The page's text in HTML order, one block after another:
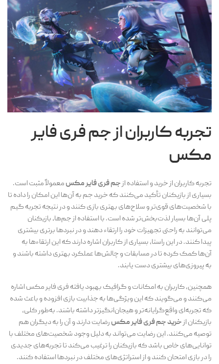
تجربه کاربران ازجم فری فایر
مکس
تجربه کاربران از خرید و استفاده ازجم فری فایر مکسمعمولاً مثبت است.
بسیاری از بازیکنان تأکید می‌کنند که خرید جم به آن‌ها این امکان را داده تا
با شخصیت‌های قوی‌تر و سلاح‌های بهتری بازی کنند و در نتیجه تجربه گیم
پلی آن‌ها بسیار لذت‌بخش‌تر شده است. با استفاده از جم‌ها، بازیکنان
می‌توانند به راحتی تجهیزات خود را ارتقاء دهند و در نبردها برتری بیشتری
پیدا کنند. در این راستا، بسیاری از کاربران اشاره دارند که این ارتقاء‌ها به
آن‌ها کمک کرده تا در مسابقات و چالش‌ها عملکرد بهتری داشته باشند و
به پیروزی‌های بیشتری دست یابند.
همچنین، کاربران به امکانات و گرافیک بهبود یافته فری فایر مکس اشاره
می‌کنند و می‌گویند که این ویژگی‌ها به جذابیت بازی افزوده و باعث شده
که تجربه‌ای واقع‌گرایانه‌تر و هیجان‌انگیزتر داشته باشند. به‌طور کلی،
بازیکنان ازخرید جم فری فایر مکسرضایت دارند و آن را به دیگران هم
توصیه می‌کنند. این رضایت می‌تواند به دلیل وجود شخصیت‌های مختلف با
توانایی‌های خاص باشد که بازیکنان را ترغیب می‌کند تا تجربه‌های جدیدی
را در بازی امتحان کنند و از استراتژی‌های مختلف در نبردها استفاده کنند.